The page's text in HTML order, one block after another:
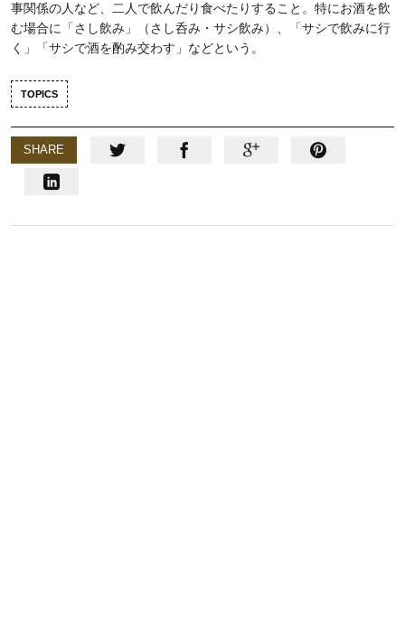
事関係の人など、二人で飲んだり食べたりすること。特にお酒を飲
む場合に「さし飲み」（さし呑み・サシ飲み）、「サシで飲みに行
く」「サシで酒を酌み交わす」などという。
TOPICS
SHARE